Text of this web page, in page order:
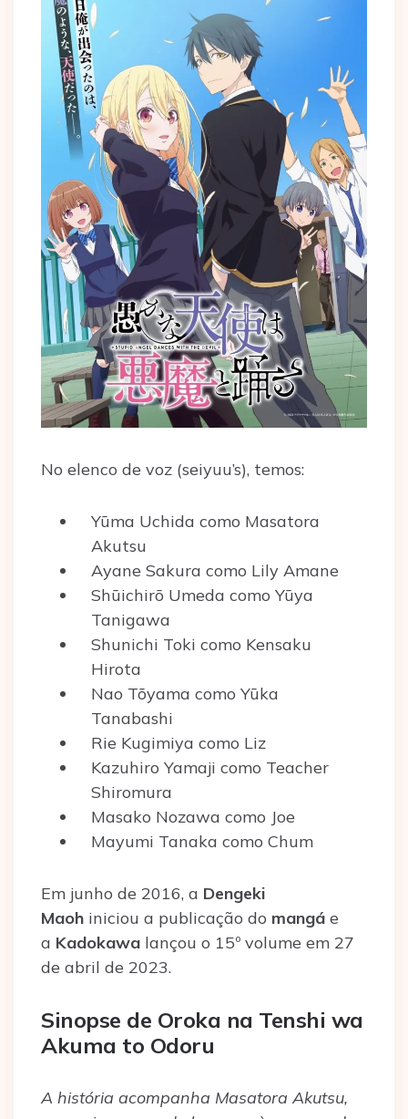
No elenco de voz (seiyuu’s), temos:
Yūma Uchida como Masatora
Akutsu
Ayane Sakura como Lily Amane
Shūichirō Umeda como Yūya
Tanigawa
Shunichi Toki como Kensaku
Hirota
Nao Tōyama como Yūka
Tanabashi
Rie Kugimiya como Liz
Kazuhiro Yamaji como Teacher
Shiromura
Masako Nozawa como Joe
Mayumi Tanaka como Chum
Em junho de 2016, a Dengeki
Maoh iniciou a publicação do mangá e
a Kadokawa lançou o 15º volume em 27
de abril de 2023.
Sinopse de Oroka na Tenshi wa
Akuma to Odoru
A história acompanha Masatora Akutsu,